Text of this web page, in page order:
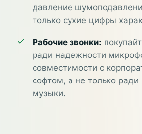
давление
только сухие цифры
Рабочие звонки:
ради надежности
совместимости с
софтом, а не только ради
музыки.